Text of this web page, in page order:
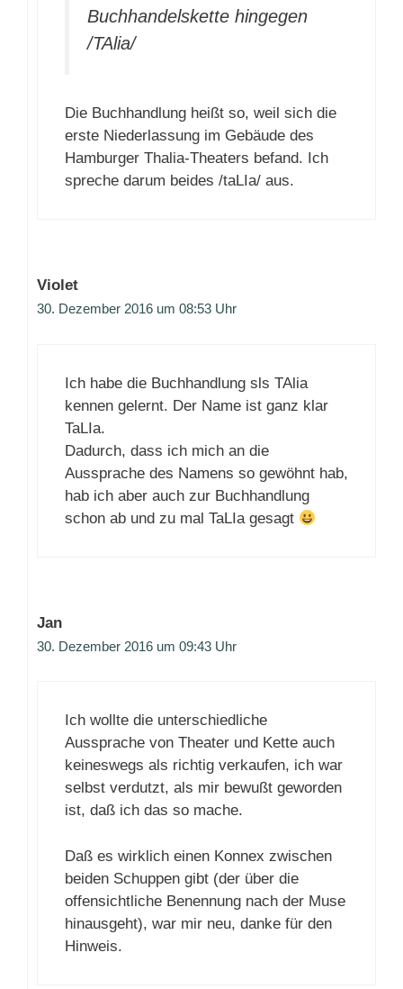
Buchhandelskette hingegen
/TAlia/
Die Buchhandlung heißt so, weil sich die
erste Niederlassung im Gebäude des
Hamburger Thalia-Theaters befand. Ich
spreche darum beides /taLIa/ aus.
Violet
30. Dezember 2016 um 08:53 Uhr
Ich habe die Buchhandlung sls TAlia
kennen gelernt. Der Name ist ganz klar
TaLIa.
Dadurch, dass ich mich an die
Aussprache des Namens so gewöhnt hab,
hab ich aber auch zur Buchhandlung
schon ab und zu mal TaLIa gesagt
Jan
30. Dezember 2016 um 09:43 Uhr
Ich wollte die unterschiedliche
Aussprache von Theater und Kette auch
keineswegs als richtig verkaufen, ich war
selbst verdutzt, als mir bewußt geworden
ist, daß ich das so mache.
Daß es wirklich einen Konnex zwischen
beiden Schuppen gibt (der über die
offensichtliche Benennung nach der Muse
hinausgeht), war mir neu, danke für den
Hinweis.